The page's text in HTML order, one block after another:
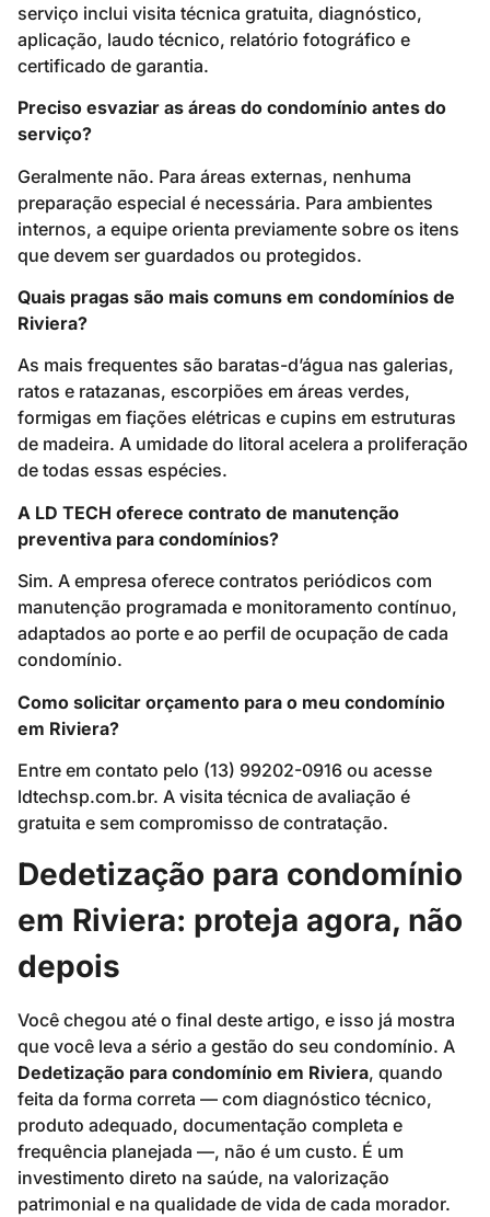
serviço inclui visita técnica gratuita, diagnóstico,
aplicação, laudo técnico, relatório fotográfico e
certificado de garantia.
Preciso esvaziar as áreas do condomínio antes do
serviço?
Geralmente não. Para áreas externas, nenhuma
preparação especial é necessária. Para ambientes
internos, a equipe orienta previamente sobre os itens
que devem ser guardados ou protegidos.
Quais pragas são mais comuns em condomínios de
Riviera?
As mais frequentes são baratas-d’água nas galerias,
ratos e ratazanas, escorpiões em áreas verdes,
formigas em fiações elétricas e cupins em estruturas
de madeira. A umidade do litoral acelera a proliferação
de todas essas espécies.
A LD TECH oferece contrato de manutenção
preventiva para condomínios?
Sim. A empresa oferece contratos periódicos com
manutenção programada e monitoramento contínuo,
adaptados ao porte e ao perfil de ocupação de cada
condomínio.
Como solicitar orçamento para o meu condomínio
em Riviera?
Entre em contato pelo (13) 99202-0916 ou acesse
ldtechsp.com.br. A visita técnica de avaliação é
gratuita e sem compromisso de contratação.
Dedetização para condomínio
em Riviera: proteja agora, não
depois
Você chegou até o final deste artigo, e isso já mostra
que você leva a sério a gestão do seu condomínio. A
Dedetização para condomínio em Riviera, quando
feita da forma correta — com diagnóstico técnico,
produto adequado, documentação completa e
frequência planejada —, não é um custo. É um
investimento direto na saúde, na valorização
patrimonial e na qualidade de vida de cada morador.